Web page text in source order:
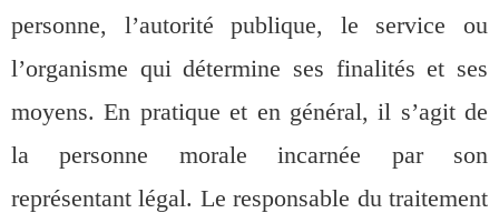
personne, l’autorité publique, le service ou
l’organisme qui détermine ses finalités et ses
moyens. En pratique et en général, il s’agit de
la personne morale incarnée par son
représentant légal. Le responsable du traitement